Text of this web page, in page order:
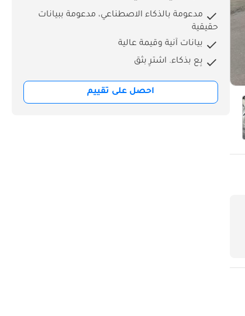
مدعومة بالذكاء الاصطناعي، مدعومة ببيانات
حقيقية
بيانات آنية وقيمة عالية
بِع بذكاء. اشترِ بثق
احصل على تقييم